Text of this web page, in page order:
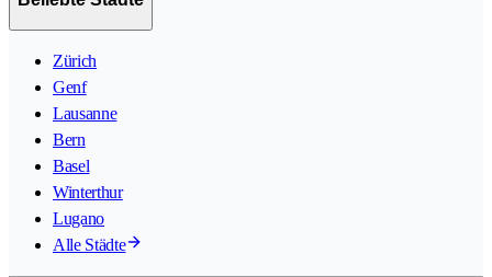
Zürich
Genf
Lausanne
Bern
Basel
Winterthur
Lugano
Alle Städte